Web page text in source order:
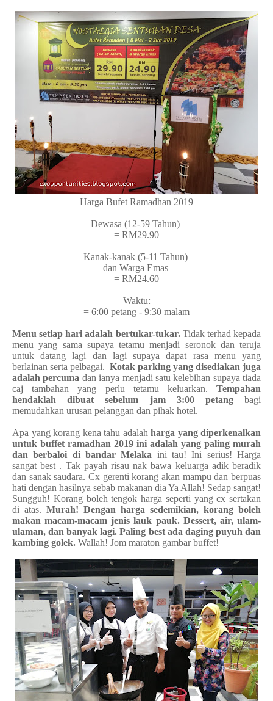
Harga Bufet Ramadhan 2019
Dewasa (12-59 Tahun)
= RM29.90
Kanak-kanak (5-11 Tahun)
dan Warga Emas
= RM24.60
Waktu:
= 6:00 petang - 9:30 malam
Menu setiap hari adalah bertukar-tukar. Tidak terhad kepada
menu yang sama supaya tetamu menjadi seronok dan teruja
untuk datang lagi dan lagi supaya dapat rasa menu yang
berlainan serta pelbagai. Kotak parking yang disediakan juga
adalah percuma dan ianya menjadi satu kelebihan supaya tiada
caj tambahan yang perlu tetamu keluarkan. Tempahan
hendaklah dibuat sebelum jam 3:00 petang bagi
memudahkan urusan pelanggan dan pihak hotel.
Apa yang korang kena tahu adalah harga yang diperkenalkan
untuk buffet ramadhan 2019 ini adalah yang paling murah
dan berbaloi di bandar Melaka ini tau! Ini serius! Harga
sangat best . Tak payah risau nak bawa keluarga adik beradik
dan sanak saudara. Cx gerenti korang akan mampu dan berpuas
hati dengan hasilnya sebab makanan dia Ya Allah! Sedap sangat!
Sungguh! Korang boleh tengok harga seperti yang cx sertakan
di atas. Murah! Dengan harga sedemikian, korang boleh
makan macam-macam jenis lauk pauk. Dessert, air, ulam-
ulaman, dan banyak lagi. Paling best ada daging puyuh dan
kambing golek. Wallah! Jom maraton gambar buffet!